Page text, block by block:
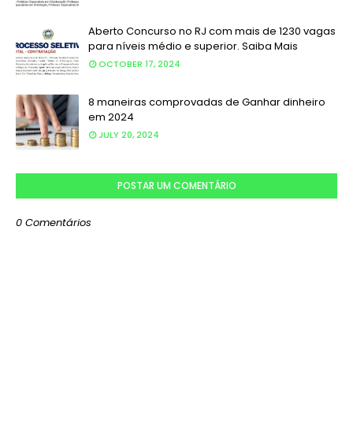
Aberto Concurso no RJ com mais de 1230 vagas
para níveis médio e superior. Saiba Mais
OCTOBER 17, 2024
8 maneiras comprovadas de Ganhar dinheiro
em 2024
JULY 20, 2024
POSTAR UM COMENTÁRIO
0 Comentários